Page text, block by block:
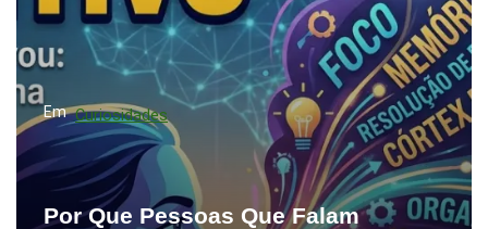
Em Curiosidades
Por Que Pessoas Que Falam